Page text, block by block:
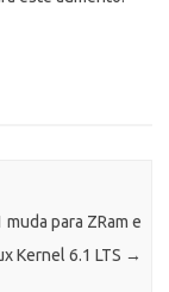
muda para ZRam e
Kernel 6.1 LTS →